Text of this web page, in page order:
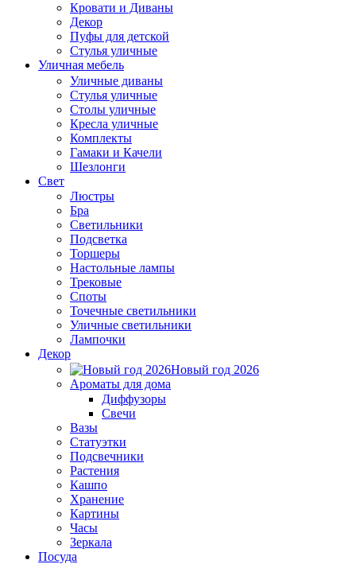
Кровати и Диваны
Декор
Пуфы для детской
Стулья уличные
Уличная мебель
Уличные диваны
Стулья уличные
Столы уличные
Кресла уличные
Комплекты
Гамаки и Качели
Шезлонги
Свет
Люстры
Бра
Светильники
Подсветка
Торшеры
Настольные лампы
Трековые
Споты
Точечные светильники
Уличные светильники
Лампочки
Декор
Новый год 2026
Ароматы для дома
Диффузоры
Свечи
Вазы
Статуэтки
Подсвечники
Растения
Кашпо
Хранение
Картины
Часы
Зеркала
Посуда